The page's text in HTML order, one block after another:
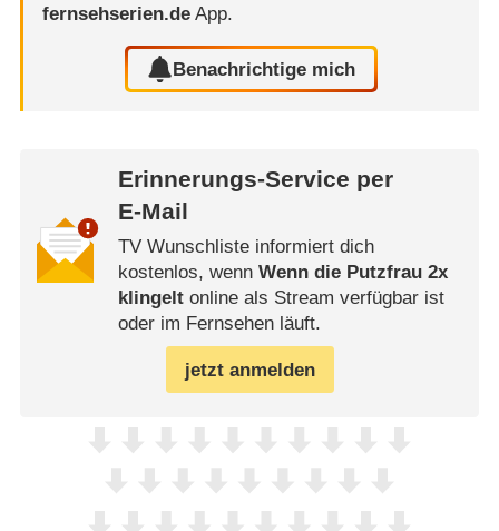
fernsehserien.deApp.
Benachrichtige mich
Erinnerungs-Service per
E-Mail
TV Wunschliste informiert dich
kostenlos, wenn Wenn die Putzfrau 2x
klingeltonline als Stream verfügbar ist
oder im Fernsehen läuft.
jetzt anmelden